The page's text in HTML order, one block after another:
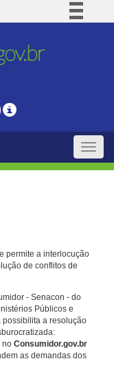
BR
Legislação
Toggle
permite a interlocução
de conflitos de
- Senacon - do
Públicos e
possibilita a resolução
no Consumidor.gov.br
as demandas dos